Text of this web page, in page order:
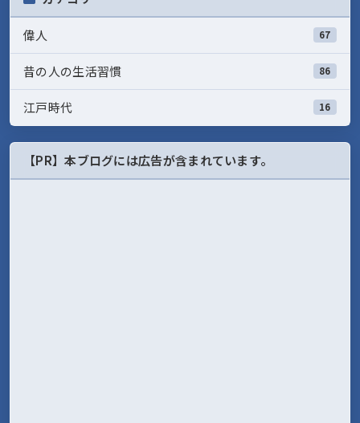
偉人 67
昔の人の生活習慣 86
江戸時代 16
【PR】本ブログには広告が含まれています。